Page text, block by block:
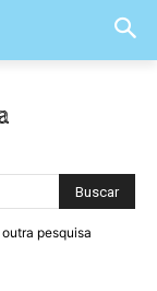
pesquisa